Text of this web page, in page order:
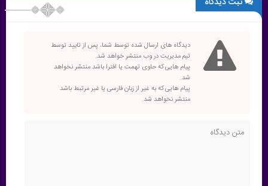
دیدگاه های ارسال شده توسط شما، پس از تایید توسط
تیم مدیریت در وب منتشر خواهد شد.
پیام هایی که حاوی تهمت یا افترا باشد منتشر نخواهد
شد.
پیام هایی که به غیر از زبان فارسی یا غیر مرتبط باشد
منتشر نخواهد شد.